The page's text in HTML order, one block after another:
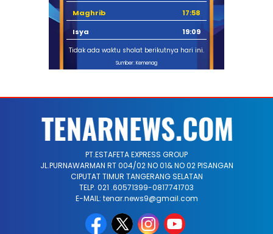
Maghrib
17:58
Isya
19:09
Tidak ada waktu sholat berikutnya hari ini.
Sumber: Kemenag
PT.ESTAFETA EXPRESS GROUP
JL.PURNAWARMAN RT 004/02 NO 01& NO 02 PISANGAN
CIPUTAT TIMUR TANGERANG SELATAN
TELP. 021 .60571399-0817741703
E-MAIL: tenar.news9@gmail.com